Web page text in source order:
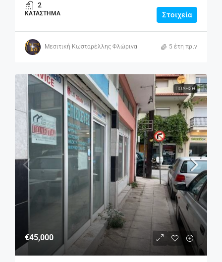
2
ΚΑΤΆΣΤΗΜΑ Στοιχεία
Μεσιτική Κωσταρέλλης Φλώρινα 5 έτη πριν
ΠΏΛΗΣΗ
€45,000